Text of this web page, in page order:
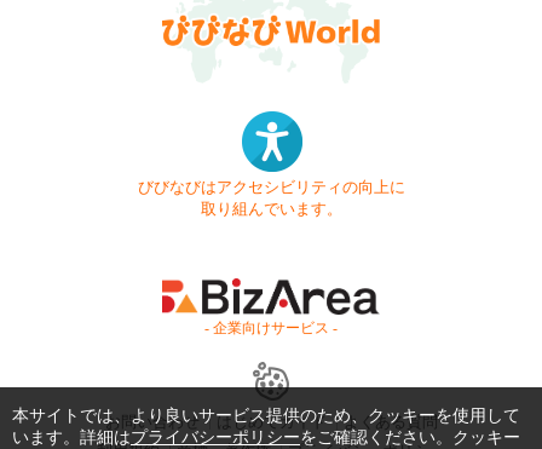
びびなびはアクセシビリティの向上に
取り組んでいます。
- 企業向けサービス -
お問い合わせ はじめてガイド
よくある質問
本サイトでは、より良いサービス提供のため、クッキーを使用して
います。詳細はプライバシーポリシーをご確認ください。クッキー